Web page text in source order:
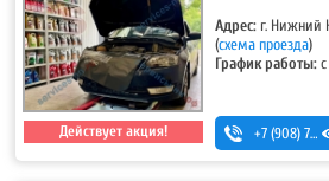
Действует акция!
Адрес: г. Нижний
(схема проезда)
График работы:
+7 (908) 728-99-33 (моб.)